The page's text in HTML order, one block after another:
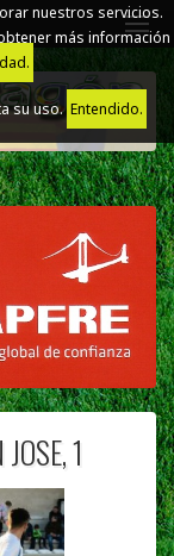
nuestros servicios.
más información
su uso.Entendido.
1